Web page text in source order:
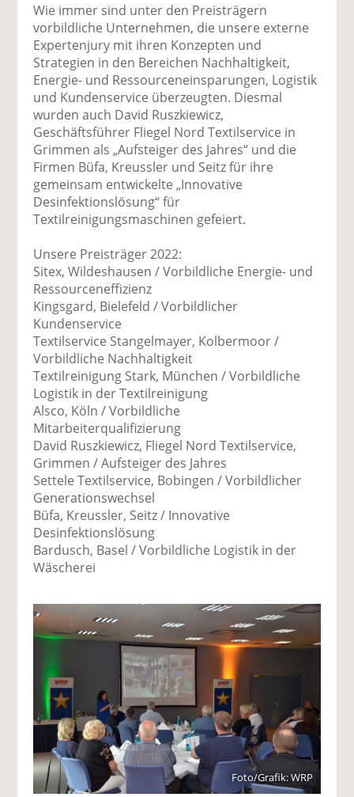
o
o
k
te
il
e
di
n
te
il
e
n
er
n
d
Wie immer sind unter den Preisträgern
vorbildliche Unternehmen, die unsere externe
Expertenjury mit ihren Konzepten und
Strategien in den Bereichen Nachhaltigkeit,
Energie- und Ressourceneinsparungen, Logistik
und Kundenservice überzeugten. Diesmal
wurden auch David Ruszkiewicz,
Geschäftsführer Fliegel Nord Textilservice in
Grimmen als „Aufsteiger des Jahres“ und die
Firmen Büfa, Kreussler und Seitz für ihre
gemeinsam entwickelte „Innovative
Desinfektionslösung“ für
Textilreinigungsmaschinen gefeiert.
Unsere Preisträger 2022:
Sitex, Wildeshausen / Vorbildliche Energie- und
Ressourceneffizienz
Kingsgard, Bielefeld / Vorbildlicher
Kundenservice
Textilservice Stangelmayer, Kolbermoor /
Vorbildliche Nachhaltigkeit
Textilreinigung Stark, München / Vorbildliche
Logistik in der Textilreinigung
Alsco, Köln / Vorbildliche
Mitarbeiterqualifizierung
David Ruszkiewicz, Fliegel Nord Textilservice,
Grimmen / Aufsteiger des Jahres
Settele Textilservice, Bobingen / Vorbildlicher
Generationswechsel
Büfa, Kreussler, Seitz / Innovative
Desinfektionslösung
Bardusch, Basel / Vorbildliche Logistik in der
Wäscherei
Foto/Grafik: WRP